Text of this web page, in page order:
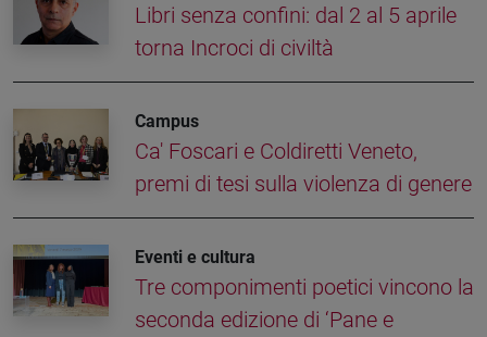
Libri senza confini: dal 2 al 5 aprile
torna Incroci di civiltà
Campus
Ca' Foscari e Coldiretti Veneto,
premi di tesi sulla violenza di genere
Eventi e cultura
Tre componimenti poetici vincono la
seconda edizione di ‘Pane e